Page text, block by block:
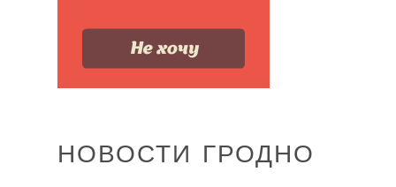
НОВОСТИ ГРОДНО